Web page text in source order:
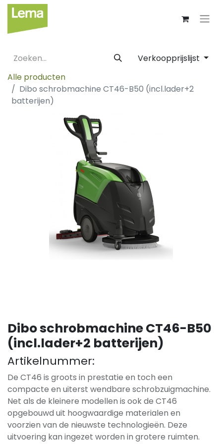
Verkoopprijslijst
Alle producten
Dibo schrobmachine CT46-B50 (incl.lader+2
batterijen)
Dibo schrobmachine CT46-B50
(incl.lader+2 batterijen)
Artikelnummer:
De CT46 is groots in prestatie en toch een
compacte en uiterst wendbare schrobzuigmachine.
Net als de kleinere modellen is ook de CT46
opgebouwd uit hoogwaardige materialen en
voorzien van de nieuwste technologieën. Deze
uitvoering kan ingezet worden in grotere ruimten.